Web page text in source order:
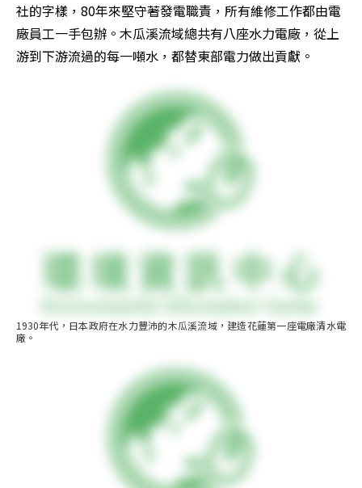
社的字樣，80年來堅守著發電職責，所有維修工作都由電
廠員工一手包辦。木瓜溪流域總共有八座水力電廠，從上
游到下游流過的每一噸水，都替東部電力做出貢獻。
1930年代，日本政府在水力豐沛的木瓜溪流域，建造花蓮第一座電廠清水電
廠。